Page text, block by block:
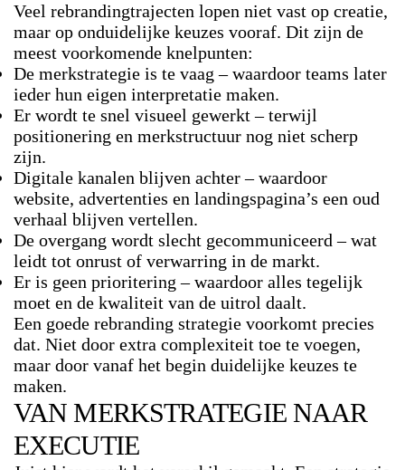
Veel rebrandingtrajecten lopen niet vast op creatie,
maar op onduidelijke keuzes vooraf. Dit zijn de
meest voorkomende knelpunten:
De merkstrategie is te vaag – waardoor teams later
ieder hun eigen interpretatie maken.
Er wordt te snel visueel gewerkt– terwijl
positionering en merkstructuur nog niet scherp
zijn.
Digitale kanalen blijven achter– waardoor
website, advertenties en landingspagina’s een oud
verhaal blijven vertellen.
De overgang wordt slecht gecommuniceerd – wat
leidt tot onrust of verwarring in de markt.
Er is geen prioritering – waardoor alles tegelijk
moet en de kwaliteit van de uitrol daalt.
Een goede rebranding strategie voorkomt precies
dat. Niet door extra complexiteit toe te voegen,
maar door vanaf het begin duidelijke keuzes te
maken.
VAN MERKSTRATEGIE NAAR
EXECUTIE